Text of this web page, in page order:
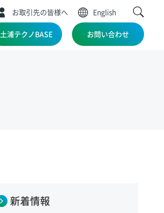
お取引先の皆様へ English
土浦テクノBASE お問い合わせ
新着情報